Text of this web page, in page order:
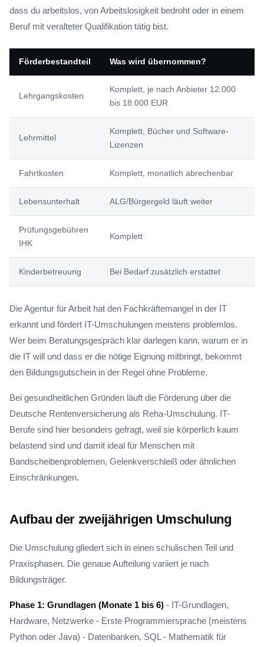
dass du arbeitslos, von Arbeitslosigkeit bedroht oder in einem
Beruf mit veralteter Qualifikation tätig bist.
Förderbestandteil Was wird übernommen?
Lehrgangskosten
Komplett, je nach Anbieter 12.000
bis 18.000 EUR
Lehrmittel
Komplett, Bücher und Software-
Lizenzen
Fahrtkosten Komplett, monatlich abrechenbar
Lebensunterhalt ALG/Bürgergeld läuft weiter
Prüfungsgebühren
IHK
Komplett
Kinderbetreuung Bei Bedarf zusätzlich erstattet
Die Agentur für Arbeit hat den Fachkräftemangel in der IT
erkannt und fördert IT-Umschulungen meistens problemlos.
Wer beim Beratungsgespräch klar darlegen kann, warum er in
die IT will und dass er die nötige Eignung mitbringt, bekommt
den Bildungsgutschein in der Regel ohne Probleme.
Bei gesundheitlichen Gründen läuft die Förderung über die
Deutsche Rentenversicherung als Reha-Umschulung. IT-
Berufe sind hier besonders gefragt, weil sie körperlich kaum
belastend sind und damit ideal für Menschen mit
Bandscheibenproblemen, Gelenkverschleiß oder ähnlichen
Einschränkungen.
Aufbau der zweijährigen Umschulung
Die Umschulung gliedert sich in einen schulischen Teil und
Praxisphasen. Die genaue Aufteilung variiert je nach
Bildungsträger.
Phase 1: Grundlagen (Monate 1 bis 6) - IT-Grundlagen,
Hardware, Netzwerke - Erste Programmiersprache (meistens
Python oder Java) - Datenbanken, SQL - Mathematik für